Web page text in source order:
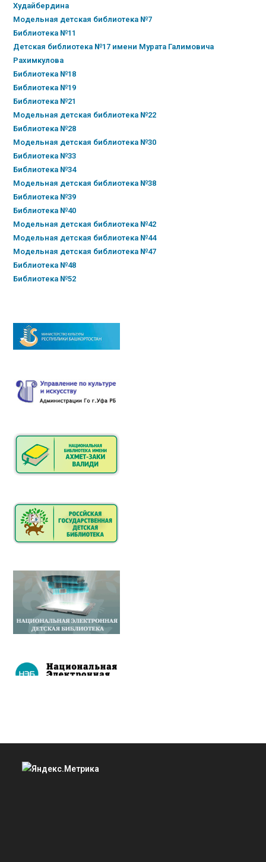
Худайбердина
Модельная детская библиотека №7
Библиотека №11
Детская библиотека №17 имени Мурата Галимовича
Рахимкулова
Библиотека №18
Библиотека №19
Библиотека №21
Модельная детская библиотека №22
Библиотека №28
Модельная детская библиотека №30
Библиотека №33
Библиотека №34
Модельная детская библиотека №38
Библиотека №39
Библиотека №40
Модельная детская библиотека №42
Модельная детская библиотека №44
Модельная детская библиотека №47
Библиотека №48
Библиотека №52